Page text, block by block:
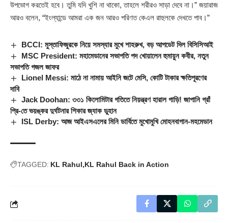
উপভোগ করতেই হবে। তুমি যদি খুশি না থাকো, তাহলে শরীরও সাড়া দেবে না।” জয়ারাজ
আরও বলেন, “ইংল্যান্ডে আমরা এক জন আরও পরিণত কেএল রাহুলকে দেখতে পাব।”
BCCI: মুস্তাফিজুরকে নিয়ে সমস্যার মুখে শাহরুখ, বড় আপডেট দিল বিসিসিআই
MSC President: মহামেডানের সভাপতি পদ খোয়ালেন হুমায়ুন কবীর, নতুন
সভাপতি গজল জাফর
Lionel Messi: মাঠে না নামায় আইনি জটে মেসি, কোটি টাকার ক্ষতিপূরণের
দাবি
Jack Doohan: ৩৩১ কিলোমিটার গতিতে নিয়ন্ত্রণ হারাল গাড়ি! জাপানি গ্রাঁ
প্রি-তে ভয়ঙ্কর দুর্ঘটনার শিকার জ্যাক ডুহান
ISL Derby: আজ আইএসএলের মিনি ডার্বিতে মুখোমুখি মোহনবাগান-মহমেডান
TAGGED: KL Rahul KL Rahul Back in Action